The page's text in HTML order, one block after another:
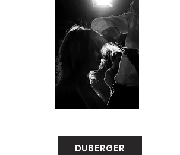
DUBERGER